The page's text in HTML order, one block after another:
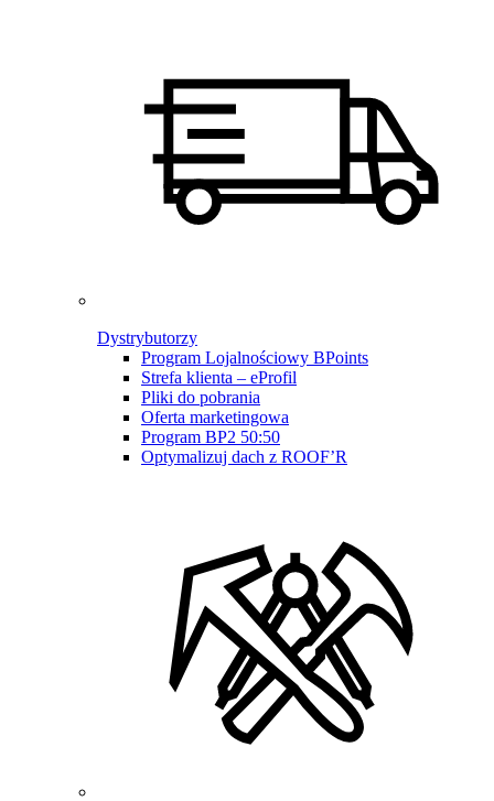
Dystrybutorzy
Program Lojalnościowy BPoints
Strefa klienta – eProfil
Pliki do pobrania
Oferta marketingowa
Program BP2 50:50
Optymalizuj dach z ROOF’R